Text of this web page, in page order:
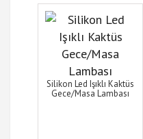
Silikon Led Işıklı Kaktüs
Gece/Masa Lambası